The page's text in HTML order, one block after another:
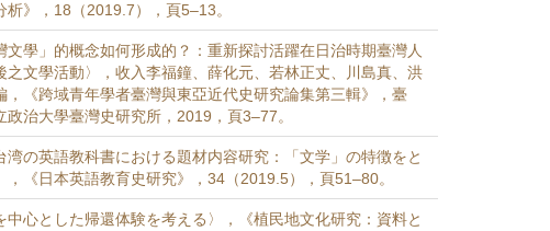
析》，18（2019.7），頁5–13。
文學」的概念如何形成的？：重新探討活躍在日治時期臺灣人
之文學活動〉，收入李福鐘、薛化元、若林正丈、川島真、洪
，《跨域青年學者臺灣與東亞近代史研究論集第三輯》，臺
政治大學臺灣史研究所，2019，頁3–77。
湾の英語教科書における題材内容研究：「文学」の特徴をと
，《日本英語教育史研究》，34（2019.5），頁51–80。
中心とした帰還体験を考える〉，《植民地文化研究：資料と